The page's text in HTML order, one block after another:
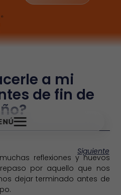
a mi
de fin de
reflexiones y nuevos
por aquello que nos
dejar terminado antes de
Siguiente